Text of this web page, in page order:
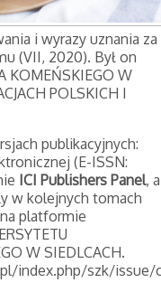
i wyrazy uznania za
(VII, 2020). Był on
KOMEŃSKIEGO W
POLSKICH I
publikacyjnych:
(E-ISSN:
ICI Publishers Panel, a
w kolejnych tomach
platformie
W SIEDLCACH.
index.php/szk/issue/